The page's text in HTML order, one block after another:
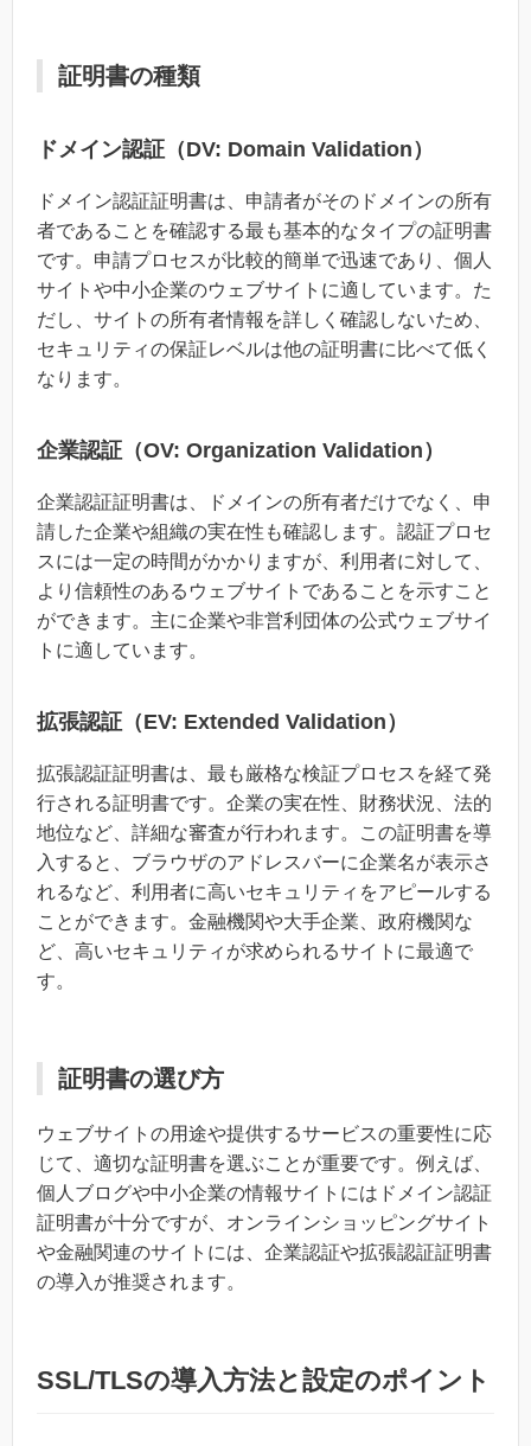
証明書の種類
ドメイン認証（DV: Domain Validation）
ドメイン認証証明書は、申請者がそのドメインの所有
者であることを確認する最も基本的なタイプの証明書
です。申請プロセスが比較的簡単で迅速であり、個人
サイトや中小企業のウェブサイトに適しています。た
だし、サイトの所有者情報を詳しく確認しないため、
セキュリティの保証レベルは他の証明書に比べて低く
なります。
企業認証（OV: Organization Validation）
企業認証証明書は、ドメインの所有者だけでなく、申
請した企業や組織の実在性も確認します。認証プロセ
スには一定の時間がかかりますが、利用者に対して、
より信頼性のあるウェブサイトであることを示すこと
ができます。主に企業や非営利団体の公式ウェブサイ
トに適しています。
拡張認証（EV: Extended Validation）
拡張認証証明書は、最も厳格な検証プロセスを経て発
行される証明書です。企業の実在性、財務状況、法的
地位など、詳細な審査が行われます。この証明書を導
入すると、ブラウザのアドレスバーに企業名が表示さ
れるなど、利用者に高いセキュリティをアピールする
ことができます。金融機関や大手企業、政府機関な
ど、高いセキュリティが求められるサイトに最適で
す。
証明書の選び方
ウェブサイトの用途や提供するサービスの重要性に応
じて、適切な証明書を選ぶことが重要です。例えば、
個人ブログや中小企業の情報サイトにはドメイン認証
証明書が十分ですが、オンラインショッピングサイト
や金融関連のサイトには、企業認証や拡張認証証明書
の導入が推奨されます。
SSL/TLSの導入方法と設定のポイント